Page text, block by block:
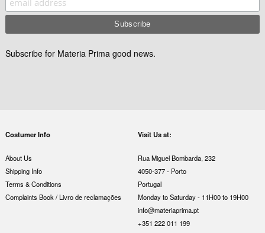
Subscribe for Materia Prima good news.
Costumer Info
About Us
Shipping Info
Terms & Conditions
Complaints Book / Livro de reclamações
Visit Us at:
Rua Miguel Bombarda, 232
4050-377 - Porto
Portugal
Monday to Saturday - 11H00 to 19H00
info@materiaprima.pt
+351 222 011 199